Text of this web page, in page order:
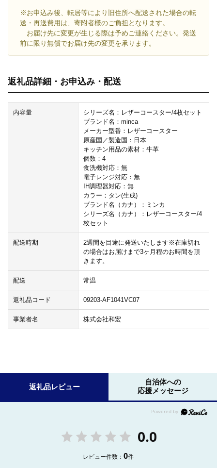
※お申込み後、転居等により旧住所へ配送された場合の転
送・再送費用は、寄附者様のご負担となります。
お届け先に変更が生じる際は予めご連絡ください。発送
前に限り無償でお届け先の変更を承ります。
返礼品詳細・お申込み・配送
内容量
シリーズ名：レザーコースター/4枚セット
ブランド名：minca
メーカー型番：レザーコースター
原産国／製造国：日本
キッチン用品の素材：牛革
個数：4
食洗機対応：無
電子レンジ対応：無
IH調理器対応：無
カラー：タン(生成)
ブランド名（カナ）：ミンカ
シリーズ名（カナ）：レザーコースター/4
枚セット
配送時期
2週間を目途に発送いたします※在庫切れ
の場合はお届けまで3ヶ月程のお時間を頂
きます。
配送 常温
返礼品コード 09203-AF1041VC07
事業者名 株式会社和宏
返礼品レビュー
自治体への
応援メッセージ
0.0
レビュー件数：0件